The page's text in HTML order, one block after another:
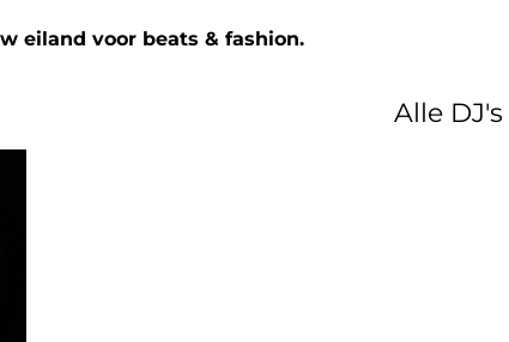
eiland voor beats & fashion.
Alle DJ's